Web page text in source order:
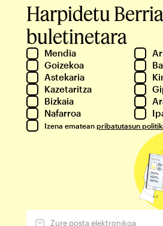
Harpidetu
buletinetara
Mendia
Goizekoa
Astekaria
Kazetaritza
Bizkaia
Nafarroa
Izena ematean pribatutasun